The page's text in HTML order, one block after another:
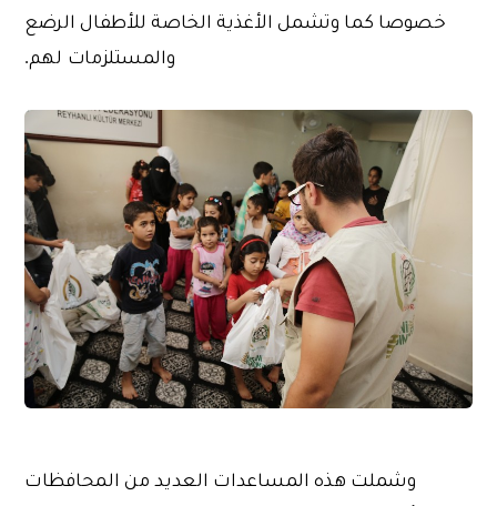
خصوصا كما وتشمل الأغذية الخاصة للأطفال الرضع
والمستلزمات لهم.
وشملت هذه المساعدات العديد من المحافظات